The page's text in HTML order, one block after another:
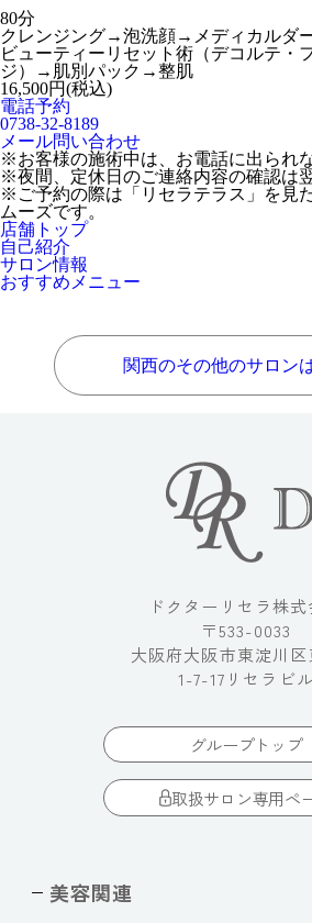
80分
クレンジング→泡洗顔→メディカルダ
ビューティーリセット術（デコルテ・
ジ）→肌別パック→整肌
16,500円(税込)
電話予約
0738-32-8189
メール問い合わせ
※お客様の施術中は、お電話に出られ
※夜間、定休日のご連絡内容の確認は
※ご予約の際は「リセラテラス」を見
ムーズです。
店舗トップ
自己紹介
サロン情報
おすすめメニュー
関西のその他のサロン
ドクターリセラ株
〒533-0033
大阪府大阪市東淀川区
1-7-17リセラビル
グループトップ
取扱サロン専用ペ
美容関連